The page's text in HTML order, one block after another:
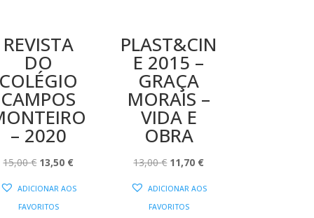
REVISTA
DO
COLÉGIO
CAMPOS
– 2020
15,00€ O
13,50 €O
ADICIONAR AOS
FAVORITOS
PLAST&CIN
E 2015 –
GRAÇA
MORAIS –
VIDA E
OBRA
13,00€ O
11,70 €O
ADICIONAR AOS
FAVORITOS